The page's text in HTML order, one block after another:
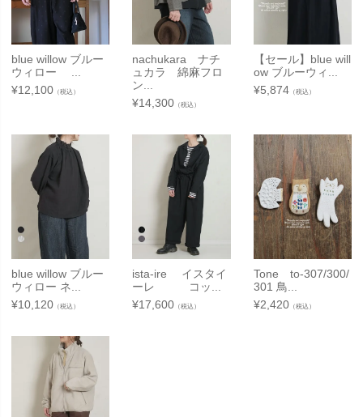
blue willow ブルー
ウィロー ...
¥12,100 （税込）
nachukara ナチ
ュカラ 綿麻フロ
ン...
¥14,300 （税込）
【セール】blue will
ow ブルーウィ...
¥5,874（税込）
blue willow ブルー
ウィロー ネ...
¥10,120 （税込）
ista-ire イスタイ
ーレ コッ...
¥17,600 （税込）
Tone to-307/300/
301 鳥...
¥2,420（税込）